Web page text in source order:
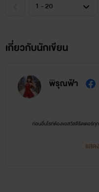
เกี่ยวกับนักเขียน
พิรุณฟ้า
ก่อนอื่นไรท์ต้องขอสวัสดีรีดเดอร์ทุ
แสด